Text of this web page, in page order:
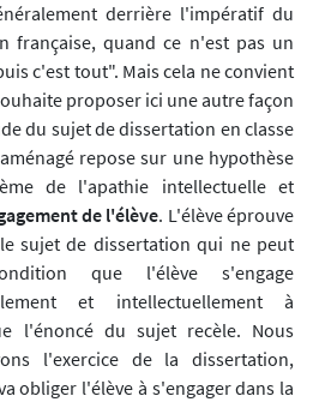
derrière l'impératif du
française, quand ce n'est pas un
c'est tout". Mais cela ne convient
proposer ici une autre façon
du sujet de dissertation en classe
repose sur une hypothèse
de l'apathie intellectuelle et
de l'élève. L'élève éprouve
sujet de dissertation qui ne peut
que l'élève s'engage
et intellectuellement à
l'énoncé du sujet recèle. Nous
l'exercice de la dissertation,
obliger l'élève à s'engager dans la